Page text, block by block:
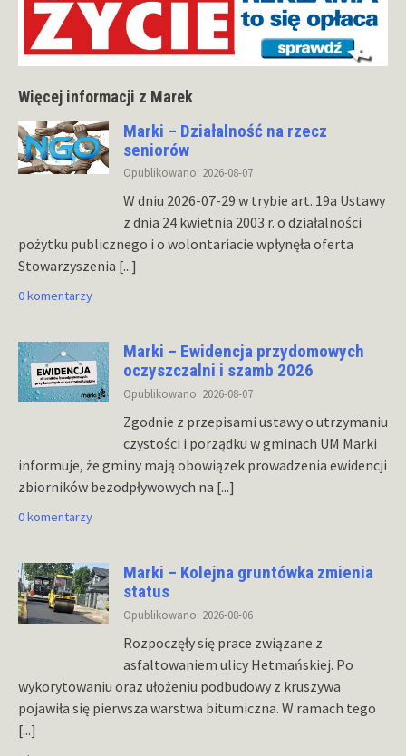
Więcej informacji z Marek
Marki – Działalność na rzecz
seniorów
Opublikowano: 2026-08-07
W dniu 2026-07-29 w trybie art. 19a Ustawy
z dnia 24 kwietnia 2003 r. o działalności
pożytku publicznego i o wolontariacie wpłynęła oferta
Stowarzyszenia [...]
0 komentarzy
Marki – Ewidencja przydomowych
oczyszczalni i szamb 2026
Opublikowano: 2026-08-07
Zgodnie z przepisami ustawy o utrzymaniu
czystości i porządku w gminach UM Marki
informuje, że gminy mają obowiązek prowadzenia ewidencji
zbiorników bezodpływowych na [...]
0 komentarzy
Marki – Kolejna gruntówka zmienia
status
Opublikowano: 2026-08-06
Rozpoczęły się prace związane z
asfaltowaniem ulicy Hetmańskiej. Po
wykorytowaniu oraz ułożeniu podbudowy z kruszywa
pojawiła się pierwsza warstwa bitumiczna. W ramach tego
[...]